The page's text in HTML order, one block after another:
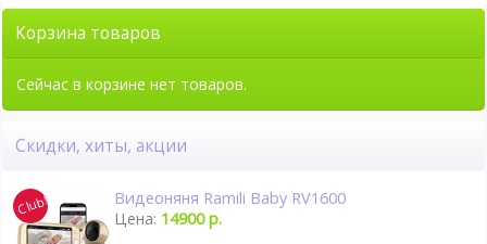
Подробно
Корзина товаров
Сейчас в корзине нет товаров.
Скидки, хиты, акции
Видеоняня Ramili Baby RV1600
Цена: 14900 р.